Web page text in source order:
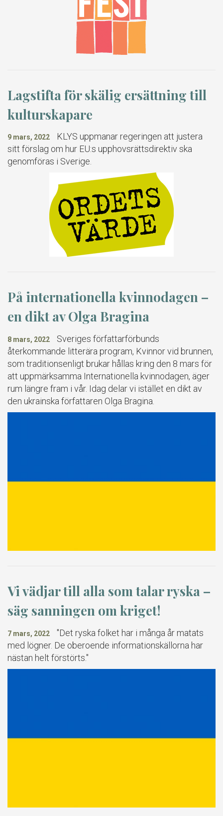
Lagstifta för skälig ersättning till
kulturskapare
9 mars, 2022
KLYS uppmanar regeringen att justera
sitt förslag om hur EU:s upphovsrättsdirektiv ska
genomföras i Sverige.
På internationella kvinnodagen –
en dikt av Olga Bragina
8 mars, 2022
Sveriges författarförbunds
återkommande litterära program, Kvinnor vid brunnen,
som traditionsenligt brukar hållas kring den 8 mars för
att uppmärksamma Internationella kvinnodagen, äger
rum längre fram i vår. Idag delar vi istället en dikt av
den ukrainska författaren Olga Bragina.
Vi vädjar till alla som talar ryska –
säg sanningen om kriget!
7 mars, 2022
"Det ryska folket har i många år matats
med lögner. De oberoende informationskällorna har
nästan helt förstörts."